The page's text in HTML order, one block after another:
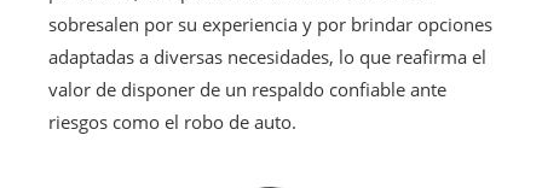
sobresalen por su experiencia y por brindar opciones
adaptadas a diversas necesidades, lo que reafirma el
valor de disponer de un respaldo confiable ante
riesgos como el robo de auto.